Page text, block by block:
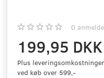
0
199,95 DKK
Plus
ved køb over 599,-